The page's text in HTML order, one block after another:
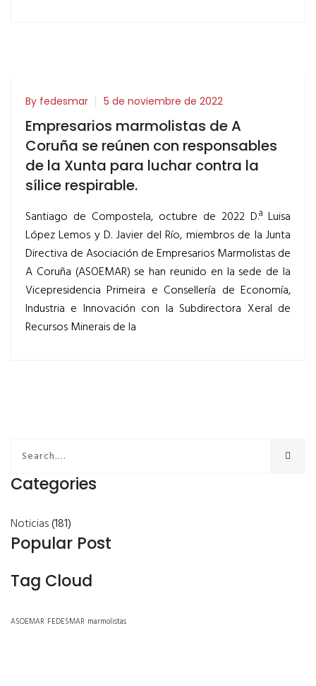
By fedesmar 5 de noviembre de 2022
Empresarios marmolistas de A
Coruña se reúnen con responsables
de la Xunta para luchar contra la
sílice respirable.
Santiago de Compostela, octubre de 2022 D.ª Luisa
López Lemos y D. Javier del Río, miembros de la Junta
Directiva de Asociación de Empresarios Marmolistas de
A Coruña (ASOEMAR) se han reunido en la sede de la
Vicepresidencia Primeira e Consellería de Economía,
Industria e Innovación con la Subdirectora Xeral de
Recursos Minerais de la
Categories
Noticias(181)
Popular Post
Tag Cloud
ASOEMAR FEDESMAR marmolistas